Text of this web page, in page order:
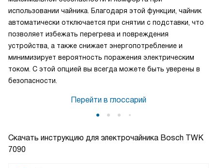
Скачать инструкцию для электрочайника Bosch TWK
7090
использовании чайника. Благодаря этой функции, чайник
автоматически отключается при снятии с подставки, что
позволяет избежать перегрева и повреждения
устройства, а также снижает энергопотребление и
минимизирует вероятность поражения электрическим
током. С этой опцией вы всегда можете быть уверены в
безопасности.
Перейти в глоссарий